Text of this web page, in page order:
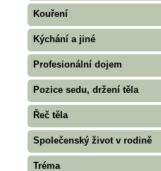
Kouření
Kýchání a jiné
Profesionální dojem
Pozice sedu, držení těla
Řeč těla
Společenský život v rodině
Tréma